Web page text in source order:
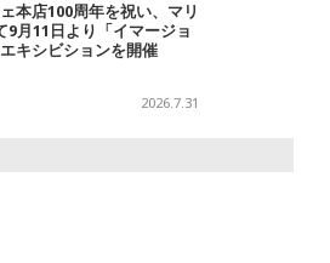
本店100周年を祝い、マリ
9月11日より「イマージョ
キシビションを開催
2026.7.31